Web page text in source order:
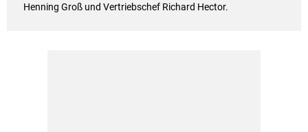
Henning Groß und Vertriebschef Richard Hector.